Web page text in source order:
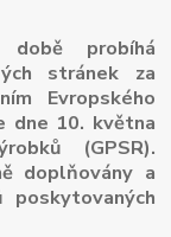
době probíhá
stránek za
Evropského
dne 10. května
(GPSR).
doplňovány a